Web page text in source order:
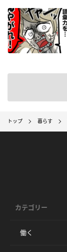
トップ 暮らす
カテゴリー
働く